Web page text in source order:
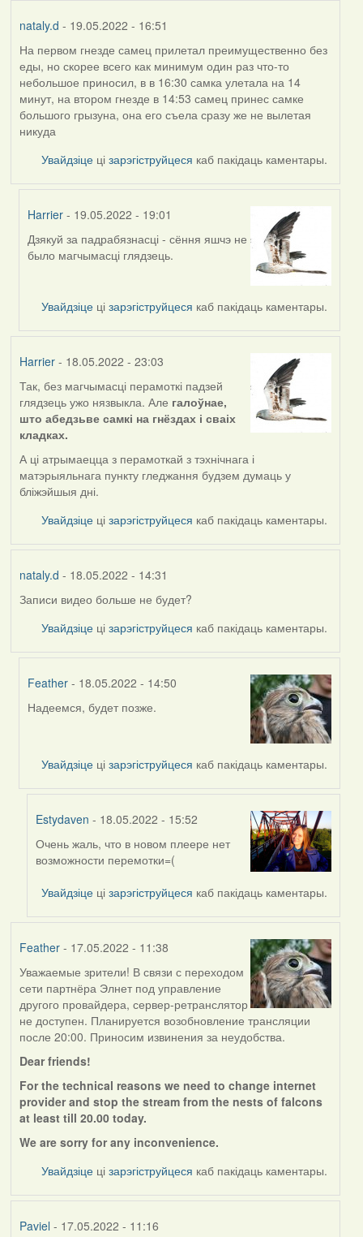
nataly.d - 19.05.2022 - 16:51
На первом гнезде самец прилетал преимущественно без
еды, но скорее всего как минимум один раз что-то
небольшое приносил, в в 16:30 самка улетала на 14
минут, на втором гнезде в 14:53 самец принес самке
большого грызуна, она его съела сразу же не вылетая
никуда
Увайдзіце цізарэгіструйцеся каб пакідаць каментары.
Harrier - 19.05.2022 - 19:01
In
reply
nataly.d
Дзякуй за падрабязнасці - сёння яшчэ не
было магчымасці глядзець.
Увайдзіце цізарэгіструйцеся каб пакідаць каментары.
Harrier- 18.05.2022 - 23:03
Так, без магчымасці перамоткі падзей
глядзець ужо нязвыкла. Але галоўнае,
што абедзьве самкі на гнёздах і сваіх
кладках.
А ці атрымаецца з перамоткай з тэхнічнага і
матэрыяльнага пункту гледжання будзем думаць у
бліжэйшыя дні.
Увайдзіце цізарэгіструйцеся каб пакідаць каментары.
nataly.d - 18.05.2022 - 14:31
Записи видео больше не будет?
Увайдзіце цізарэгіструйцеся каб пакідаць каментары.
Feather - 18.05.2022 - 14:50
In
Надеемся, будет позже.
Увайдзіце цізарэгіструйцеся каб пакідаць каментары.
Estydaven - 18.05.2022 - 15:52
In
reply
by
Feather
Очень жаль, что в новом плеере нет
возможности перемотки=(
Увайдзіце цізарэгіструйцеся каб пакідаць каментары.
Feather- 17.05.2022 - 11:38
Уважаемые зрители! В связи с переходом
сети партнёра Элнет под управление
другого провайдера, сервер-ретранслятор
не доступен. Планируется возобновление трансляции
после 20:00. Приносим извинения за неудобства.
Dear friends!
For the technical reasons we need to change internet
provider and stop the stream from the nests of falcons
at least till 20.00 today.
We are sorry for any inconvenience.
Увайдзіце цізарэгіструйцеся каб пакідаць каментары.
Paviel - 17.05.2022 - 11:16